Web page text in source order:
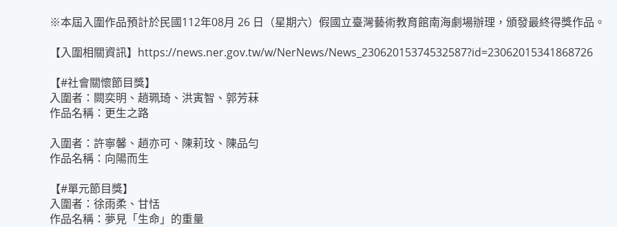
※本屆入圍作品預計於民國112年08月 26 日（星期六）假國立臺灣藝術教育館南海劇場辦理，頒發最終得獎作品。
【入圍相關資訊】https://news.ner.gov.tw/w/NerNews/News_23062015374532587?id=23062015341868726
【#社會關懷節目獎】
入圍者：闕奕明、趙珮琦、洪寅智、郭芳菻
作品名稱：更生之路
入圍者：許寧馨、趙亦可、陳莉玟、陳品勻
作品名稱：向陽而生
【#單元節目獎】
入圍者：徐雨柔、甘恬
作品名稱：夢見「生命」的重量